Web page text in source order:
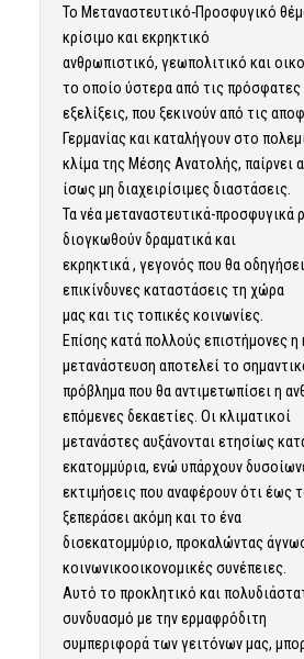
Το Μεταναστευτικό-Προσφυγικό
κρίσιμο και εκρηκτικό
ανθρωπιστικό, γεωπολιτικό και
το οποίο ύστερα από τις πρόσφατες
εξελίξεις, που ξεκινούν από τις
Γερμανίας και καταλήγουν στο
κλίμα της Μέσης Ανατολής, παίρνει
ίσως μη διαχειρίσιμες διαστάσεις.
Τα νέα μεταναστευτικά-προσφυγικά
διογκωθούν δραματικά και
εκρηκτικά , γεγονός που θα
επικίνδυνες καταστάσεις τη χώρα
μας και τις τοπικές κοινωνίες.
Επίσης κατά πολλούς επιστήμονες η
μετανάστευση αποτελεί το
πρόβλημα που θα αντιμετωπίσει η
επόμενες δεκαετίες. Οι κλιματικοί
μετανάστες αυξάνονται ετησίως
εκατομμύρια, ενώ υπάρχουν
εκτιμήσεις που αναφέρουν ότι έως
ξεπεράσει ακόμη και το ένα
δισεκατομμύριο, προκαλώντας
κοινωνικοοικονομικές συνέπειες.
Αυτό το προκλητικό και
συνδυασμό με την ερμαφρόδιτη
συμπεριφορά των γειτόνων μας,